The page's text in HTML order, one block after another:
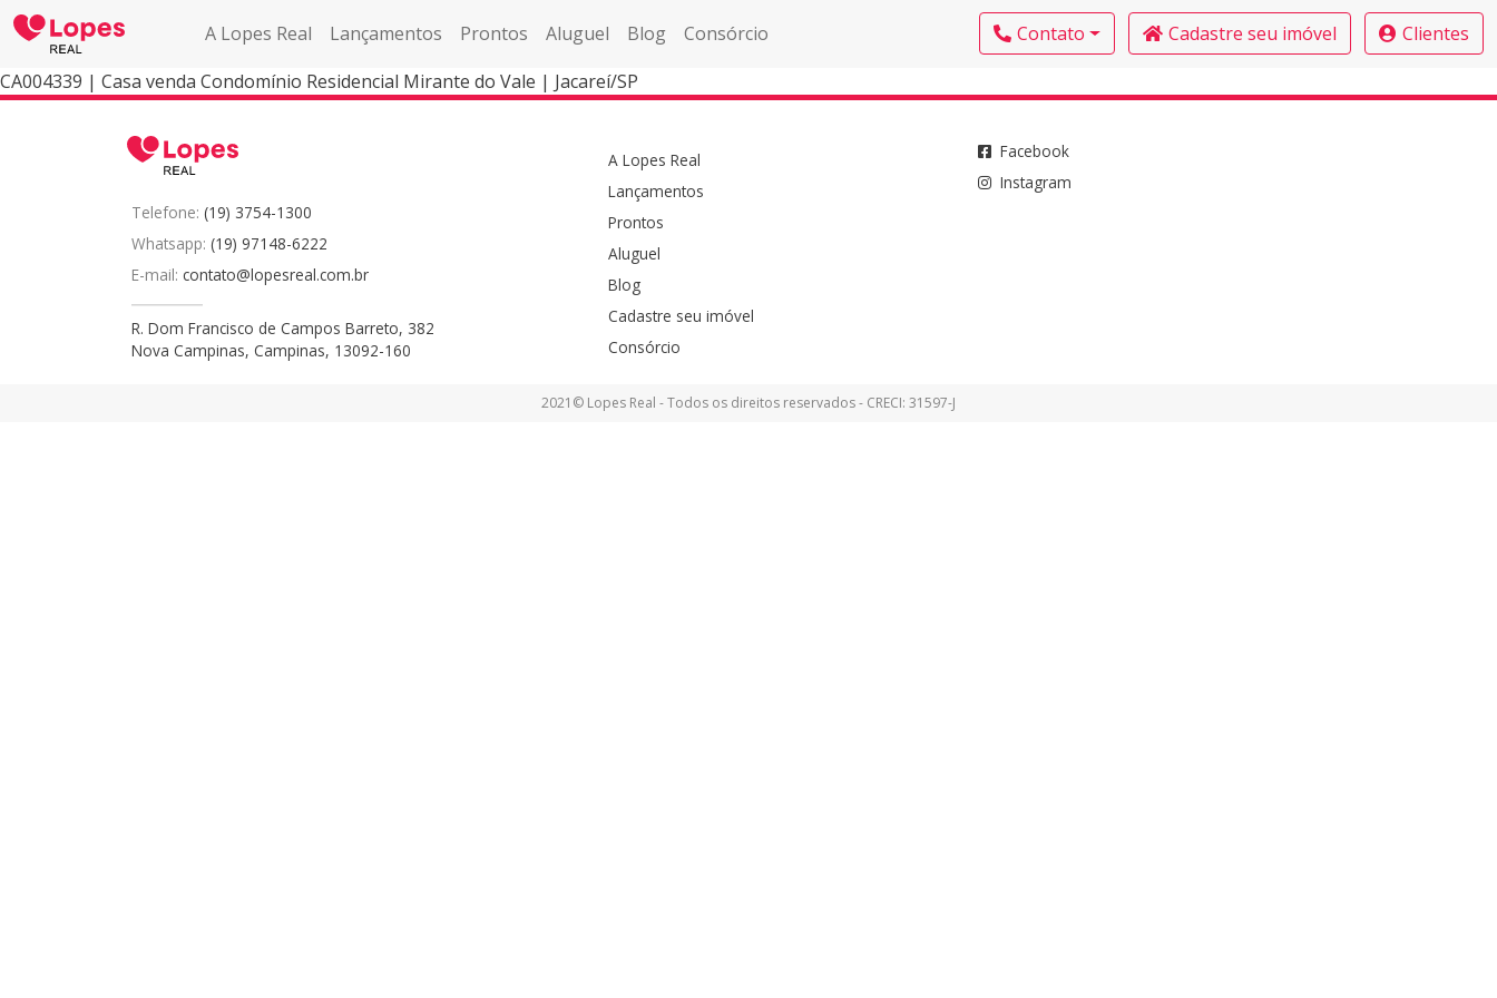
A Lopes Real Lançamentos Prontos Aluguel Blog Consórcio Contato Cadastre seu imóvel
Clientes
CA004339 | Casa venda Condomínio Residencial Mirante do Vale | Jacareí/SP
Telefone: (19) 3754-1300
Whatsapp: (19) 97148-6222
E-mail: contato@lopesreal.com.br
R. Dom Francisco de Campos Barreto, 382
Nova Campinas, Campinas, 13092-160
A Lopes Real
Lançamentos
Prontos
Aluguel
Blog
Cadastre seu imóvel
Consórcio
Facebook
Instagram
2021© Lopes Real - Todos os direitos reservados - CRECI: 31597-J